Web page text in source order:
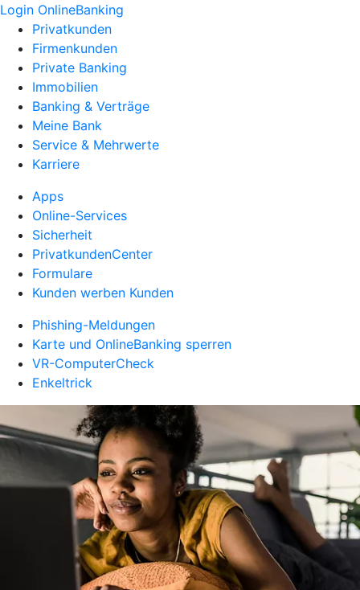
Login OnlineBanking
Privatkunden
Firmenkunden
Private Banking
Immobilien
Banking & Verträge
Meine Bank
Service & Mehrwerte
Karriere
Apps
Online-Services
Sicherheit
PrivatkundenCenter
Formulare
Kunden werben Kunden
Phishing-Meldungen
Karte und OnlineBanking sperren
VR-ComputerCheck
Enkeltrick